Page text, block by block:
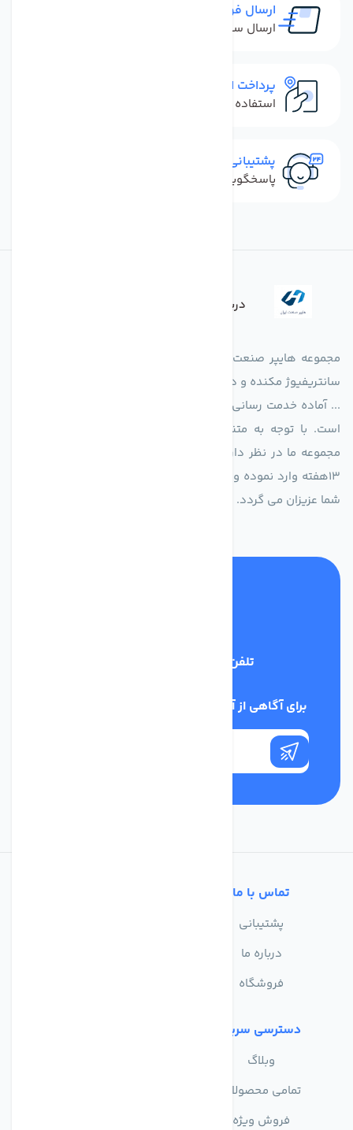
ارسال فوری
ارسال سفارش در کمترین زمان ممکن
پرداخت امن
استفاده از روش‌های پرداخت امن
پشتیبانی سریع
پاسخگویی سریع به تماس‌ها و پیام‌ها
درباره فروشگاه
مجموعه هایپر صنعت ایران در امر تولید و واردات انواع فن های
سانتریفیوژ مکنده و دمنده آکسیال، سقفی، بین کانالی، مرغداری و
... آماده خدمت رسانی به شرکت های تولیدی، صنعتی و ساختمانی
است. با توجه به متنوع بودن فن های تولیدی کمپانی اروپایی
مجموعه ما در نظر دارد کالاهای تخصصی شما عزیزان رو در صرف
13هفته وارد نموده و این عمر باعث صرفه جویی در هزینه و زمان
شما عزیزان می گردد.
تلفن پشتیبانی
برای آگاهی از آخرین اخبار در خبرنامه ما عضو شوید
تماس با ما
پشتیبانی
درباره ما
فروشگاه
دسترسی سریع
وبلاگ
تمامی محصولات
فروش ویژه